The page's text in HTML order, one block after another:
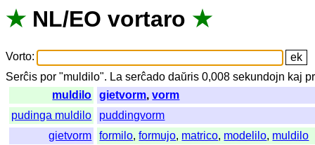
★ NL/EO vortaro ★
Vorto:
Serĉis por "muldilo". La serĉado daŭris 0,008sekundojn kaj
muldilo
gietvorm,vorm
pudinga muldilo
puddingvorm
gietvorm
formilo,formujo, matrico, modelilo, muldilo